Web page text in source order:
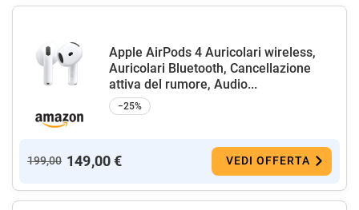
Apple AirPods 4 Auricolari wireless,
Auricolari Bluetooth, Cancellazione
attiva del rumore, Audio...
−25%
199,00 149,00 € VEDI OFFERTA